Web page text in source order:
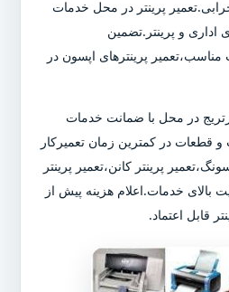
پرینتر در محل خدمات
و پرینتر.تضمین
پرینترهای اپسون در
در محل با ضمانت خدمات
در کمترین زمان تعمیرکار
پرینتر کانن،تعمیر پرینتر
بالای خدمات.اعلام هزینه پیش از
قابل اعتماد.